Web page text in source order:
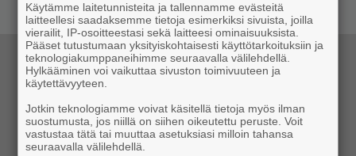
Käytämme laitetunnisteita ja tallennamme evästeitä
laitteellesi saadaksemme tietoja esimerkiksi sivuista, joilla
vierailit, IP-osoitteestasi sekä laitteesi ominaisuuksista.
Pääset tutustumaan yksityiskohtaisesti käyttötarkoituksiin ja
teknologiakumppaneihimme seuraavalla välilehdellä.
Hylkääminen voi vaikuttaa sivuston toimivuuteen ja
käytettävyyteen.
Jotkin teknologiamme voivat käsitellä tietoja myös ilman
suostumusta, jos niillä on siihen oikeutettu peruste. Voit
vastustaa tätä tai muuttaa asetuksiasi milloin tahansa
seuraavalla välilehdellä.